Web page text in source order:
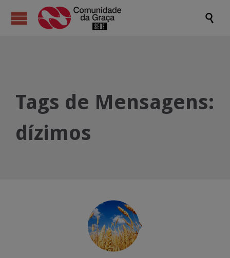

Tags de Mensagens:
dízimos